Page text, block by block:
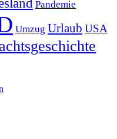
Pandemie
Umzug Urlaub USA